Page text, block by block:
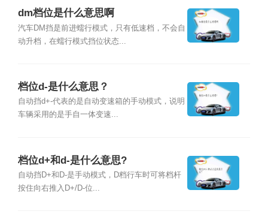
dm档位是什么意思啊
汽车DM挡是前进蠕行模式，只有低速档，不会自
动升档，在蠕行模式挡位状态...
档位d-是什么意思？
自动挡d+-代表的是自动变速箱的手动模式，说明
车辆采用的是手自一体变速...
档位d+和d-是什么意思?
自动挡D+和D-是手动模式，D档行车时可将档杆
按住向右推入D+/D-位...